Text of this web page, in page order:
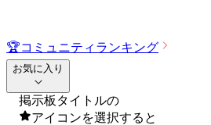
🏆コミュニティランキング
お気に入り
掲示板タイトルの
アイコンを選択すると